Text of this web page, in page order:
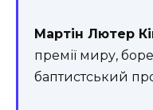
Мартін Лютер
премії миру,
баптистський